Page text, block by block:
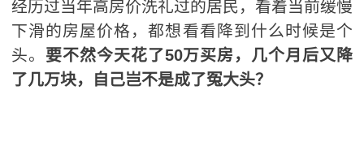
经历过当年高房价洗礼过的居民，看着当前缓慢
下滑的房屋价格，都想看看降到什么时候是个
头。 要不然今天花了50万买房，几个月后又降
了几万块，自己岂不是成了冤大头？